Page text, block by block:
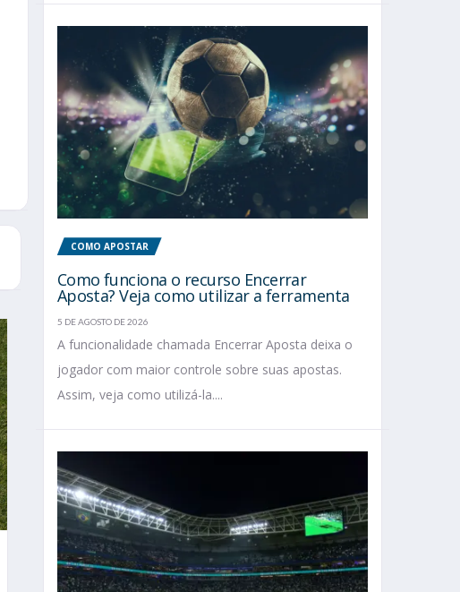
COMO APOSTAR
Como funciona o recurso Encerrar
Aposta? Veja como utilizar a ferramenta
5 DE AGOSTO DE 2026
A funcionalidade chamada Encerrar Aposta deixa o
jogador com maior controle sobre suas apostas.
Assim, veja como utilizá-la....